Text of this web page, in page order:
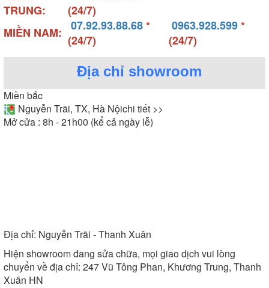
TRUNG:
(24/7)
MIỀN NAM:
07.92.93.88.68*
(24/7)
0963.928.599*
(24/7)
Địa chỉ showroom
Miền bắc
Nguyễn Trãi, TX, Hà Nộichi tiết >>
Mở cửa : 8h - 21h00 (kể cả ngày lễ)
Địa chỉ: Nguyễn Trãi - Thanh Xuân
Hiện showroom đang sửa chữa, mọi giao dịch vui lòng
chuyển về địa chỉ: 247 Vũ Tông Phan, Khương Trung, Thanh
Xuân HN